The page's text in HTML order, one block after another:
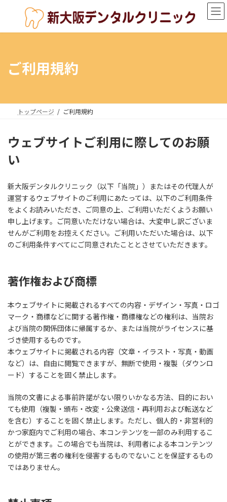
ン
ー
ご利用規約
トップページ ご利用規約
ウェブサイトご利用に際してのお願
い
新大阪デンタルクリニック（以下「当院」）またはその代理人が
運営するウェブサイトのご利用にあたっては、以下のご利用条件
をよくお読みいただき、ご同意の上、ご利用いただくようお願い
申し上げます。ご同意いただけない場合は、大変申し訳ございま
せんがご利用をお控えください。ご利用いただいた場合は、以下
のご利用条件すべてにご同意されたこととさせていただきます。
著作権および商標
本ウェブサイトに掲載されるすべての内容・デザイン・写真・ロゴ
マーク・商標などに関する著作権・商標権などの権利は、当院お
よび当院の関係団体に帰属するか、または当院がライセンスに基
づき使用するものです。
本ウェブサイトに掲載される内容（文章・イラスト・写真・動画
など）は、自由に閲覧できますが、無断で使用・複製（ダウンロ
ード）することを固く禁止します。
当院の文書による事前許諾がない限りいかなる方法、目的におい
ても使用（複製・頒布・改変・公衆送信・再利用および転送など
を含む）することを固く禁止します。ただし、個人的・非営利的
かつ家庭内でご利用の場合、本コンテンツを一部のみ利用するこ
とができます。この場合でも当院は、利用者による本コンテンツ
の使用が第三者の権利を侵害するものでないことを保証するもの
ではありません。